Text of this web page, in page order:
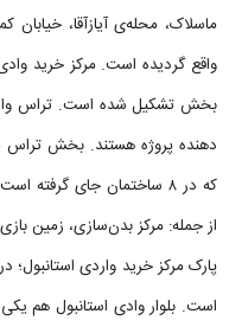
ماسلاک، محله‌ی آیازآقا،
بخش تشکیل شده است. تراس
که در ۸ ساختمان جای
از جمله: مرکز بدن‌سازی، زمین
است. بلوار وادی استانبول هم